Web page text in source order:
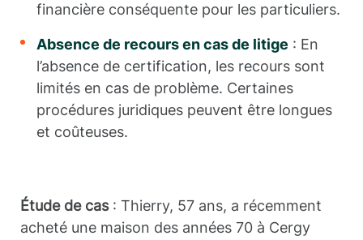
financière conséquente pour les particuliers.
Absence de recours en cas de litige : En
l’absence de certification, les recours sont
limités en cas de problème. Certaines
procédures juridiques peuvent être longues
et coûteuses.
Étude de cas: Thierry, 57 ans, a récemment
acheté une maison des années 70 à Cergy